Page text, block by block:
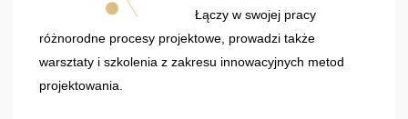
Łączy w swojej pracy
różnorodne procesy projektowe, prowadzi także
warsztaty i szkolenia z zakresu innowacyjnych metod
projektowania.